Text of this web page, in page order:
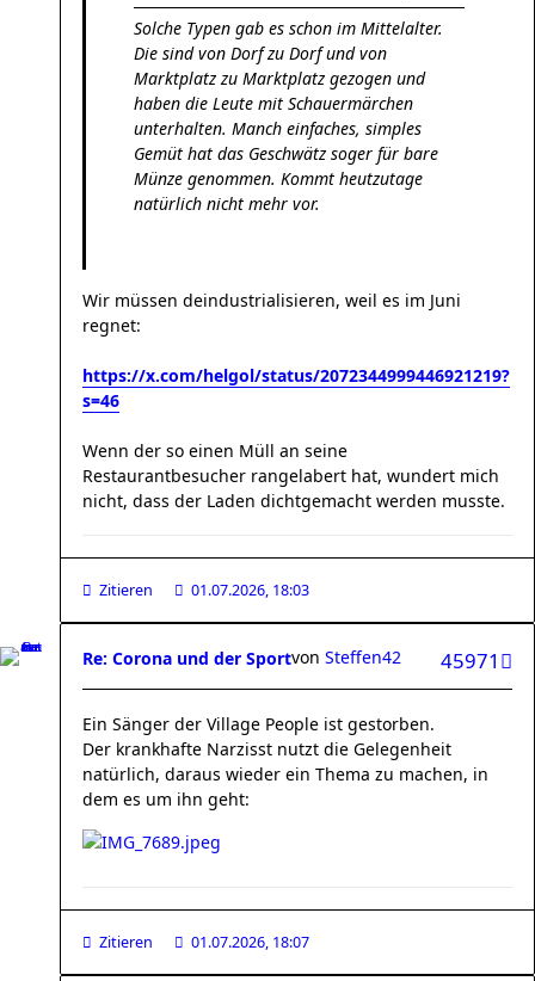
Solche Typen gab es schon im Mittelalter.
Die sind von Dorf zu Dorf und von
Marktplatz zu Marktplatz gezogen und
haben die Leute mit Schauermärchen
unterhalten. Manch einfaches, simples
Gemüt hat das Geschwätz soger für bare
Münze genommen. Kommt heutzutage
natürlich nicht mehr vor.
Wir müssen deindustrialisieren, weil es im Juni
regnet:
https://x.com/helgol/status/2072344999446921219?
s=46
Wenn der so einen Müll an seine
Restaurantbesucher rangelabert hat, wundert mich
nicht, dass der Laden dichtgemacht werden musste.
Zitieren 01.07.2026, 18:03
Re: Corona und der Sport 45971
von Steffen42
Ein Sänger der Village People ist gestorben.
Der krankhafte Narzisst nutzt die Gelegenheit
natürlich, daraus wieder ein Thema zu machen, in
dem es um ihn geht:
Zitieren 01.07.2026, 18:07